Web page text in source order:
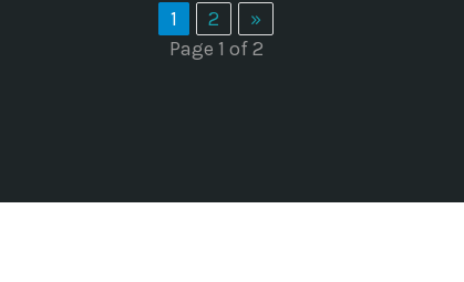
1 2
»
Page 1 of 2